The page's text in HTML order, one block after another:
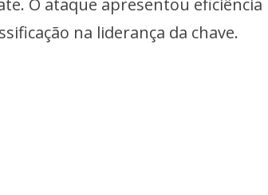
O ataque apresentou eficiência
na liderança da chave.